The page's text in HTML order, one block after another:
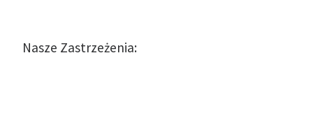
Nasze Zastrzeżenia: